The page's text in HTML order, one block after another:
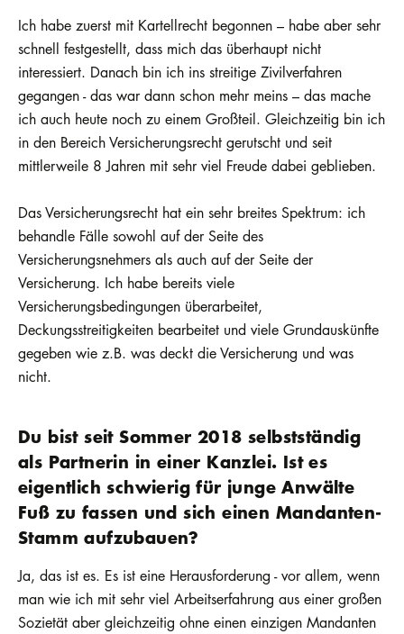
Ich habe zuerst mit Kartellrecht begonnen – habe aber sehr
schnell festgestellt, dass mich das überhaupt nicht
interessiert. Danach bin ich ins streitige Zivilverfahren
gegangen - das war dann schon mehr meins – das mache
ich auch heute noch zu einem Großteil. Gleichzeitig bin ich
in den Bereich Versicherungsrecht gerutscht und seit
mittlerweile 8 Jahren mit sehr viel Freude dabei geblieben.
Das Versicherungsrecht hat ein sehr breites Spektrum: ich
behandle Fälle sowohl auf der Seite des
Versicherungsnehmers als auch auf der Seite der
Versicherung. Ich habe bereits viele
Versicherungsbedingungen überarbeitet,
Deckungsstreitigkeiten bearbeitet und viele Grundauskünfte
gegeben wie z.B. was deckt die Versicherung und was
nicht.
Du bist seit Sommer 2018 selbstständig
als Partnerin in einer Kanzlei. Ist es
eigentlich schwierig für junge Anwälte
Fuß zu fassen und sich einen Mandanten-
Stamm aufzubauen?
Ja, das ist es. Es ist eine Herausforderung - vor allem, wenn
man wie ich mit sehr viel Arbeitserfahrung aus einer großen
Sozietät aber gleichzeitig ohne einen einzigen Mandanten